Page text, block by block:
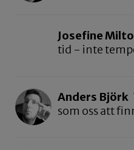
Josefine
tid - inte
Anders Björk
som oss att